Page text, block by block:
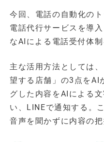
今回、電話の自動化の
電話代行サービスを導
なAIによる電話受付体制
主な活用方法としては
望する店舗」の3点をAI
グした内容をAIによる
い、LINEで通知する。
音声を聞かずに内容の把